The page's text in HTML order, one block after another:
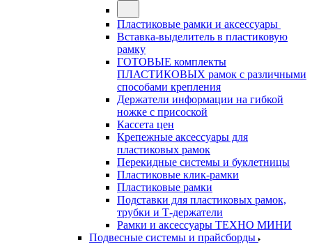
Пластиковые рамки и аксессуары
Вставка-выделитель в пластиковую
рамку
ГОТОВЫЕ комплекты
ПЛАСТИКОВЫХ рамок с различными
способами крепления
Держатели информации на гибкой
ножке с присоской
Кассета цен
Крепежные аксессуары для
пластиковых рамок
Перекидные системы и буклетницы
Пластиковые клик-рамки
Пластиковые рамки
Подставки для пластиковых рамок,
трубки и Т-держатели
Рамки и аксессуары ТЕХНО МИНИ
Подвесные системы и прайсборды